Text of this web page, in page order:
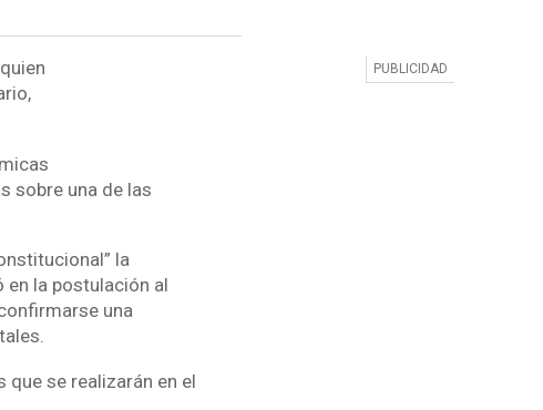
sobre una de las
la
en la postulación al
una
que se realizarán en el